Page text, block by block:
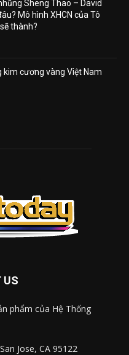
Sheng Thao – David
Mô hình XHCN của Tô
thành?
kim cương vàng Việt Nam
US
phẩm của Hệ Thống
Jose, CA 95122